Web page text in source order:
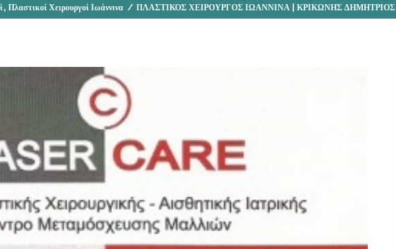
, Πλαστικοί Χειρουργοί Ιωάννινα / ΠΛΑΣΤΙΚΟΣ ΧΕΙΡΟΥΡΓΟΣ ΙΩΑΝΝΙΝΑ | ΚΡΙΚΩΝΗΣ ΔΗΜΗΤΡΙΟΣ